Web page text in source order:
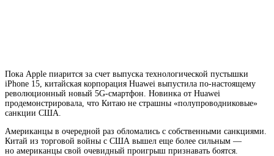
Пока Apple пиарится за счет выпуска технологической пустышки
iPhone 15, китайская корпорация Huawei выпустила по-настоящему
революционный новый 5G-смартфон. Новинка от Huawei
продемонстрировала, что Китаю не страшны «полупроводниковые»
санкции США.
Американцы в очередной раз обломались с собственными санкциями.
Китай из торговой войны с США вышел еще более сильным —
но американцы свой очевидный проигрыш признавать боятся.